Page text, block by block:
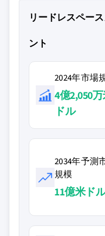
リードレスペー
ント
2024年市場
4億2,050
ドル
2034年予測
規模
11億米ドル